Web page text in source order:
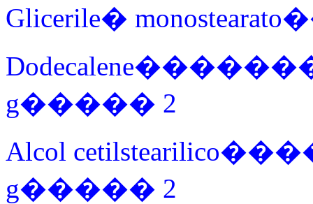
Glicerile�
g����� 2
Alcol
g����� 2